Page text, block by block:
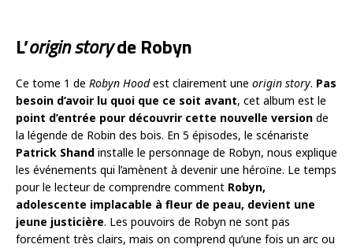
L’origin storyde Robyn
Ce tome 1 de Robyn Hoodest clairement une origin story. Pas
besoin d’avoir lu quoi que ce soit avant, cet album est le
point d’entrée pour découvrir cette nouvelle version de
la légende de Robin des bois. En 5 épisodes, le scénariste
Patrick Shand installe le personnage de Robyn, nous explique
les événements qui l’amènent à devenir une héroïne. Le temps
pour le lecteur de comprendre comment Robyn,
adolescente implacable à fleur de peau, devient une
jeune justicière. Les pouvoirs de Robyn ne sont pas
forcément très clairs, mais on comprend qu’une fois un arc ou